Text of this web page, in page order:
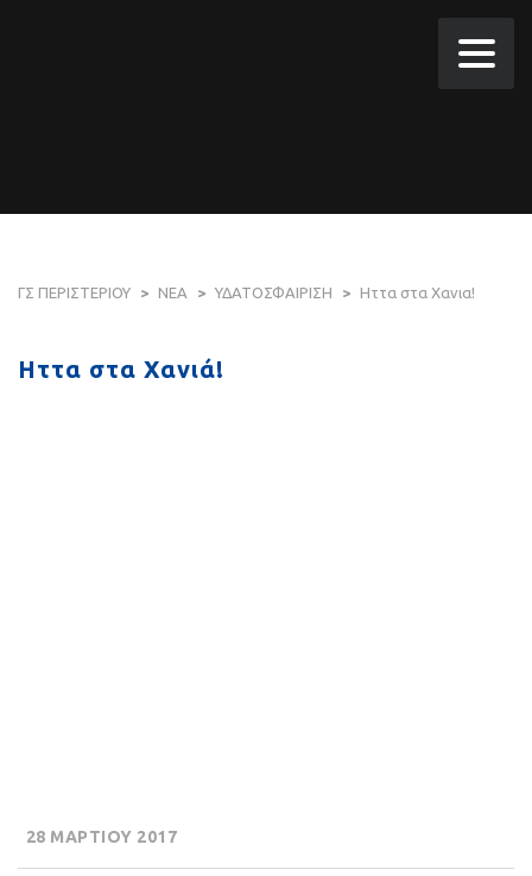
ΓΣ ΠΕΡΙΣΤΕΡΙΟΥ > ΝΕΑ > ΥΔΑΤΟΣΦΑΙΡΙΣΗ > Ηττα στα Χανια!
Ηττα στα Χανιά!
28 ΜΑΡΤΙΟΥ 2017